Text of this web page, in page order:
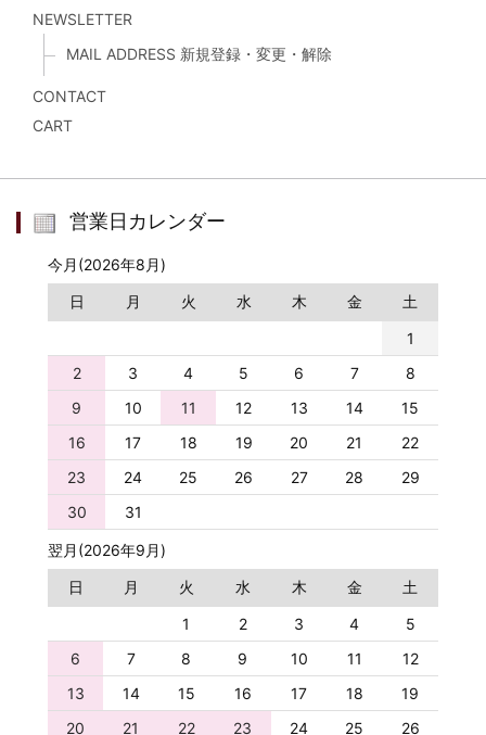
NEWSLETTER
MAIL ADDRESS 新規登録・変更・解除
CONTACT
CART
営業日カレンダー
今月(2026年8月)
日
月 火 水 木 金
土
1
2
3 4 5 6 7
8
9
10 11 12 13 14
15
16
17 18 19 20 21
22
23
24 25 26 27 28
29
30
31
翌月(2026年9月)
日
月 火 水 木 金
土
1
2 3 4
5
6
7 8 9 10 11
12
13
14 15 16 17 18
19
20
21 22 23 24 25
26